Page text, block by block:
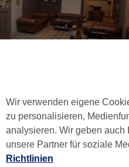
Wir verwenden eigene
zu personalisieren,
analysieren. Wir geben auch
unsere Partner für soziale
Richtlinien